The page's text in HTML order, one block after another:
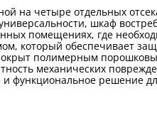
на четыре отдельных
шкаф
помещениях, где
который обеспечивает
полимерным
механических
решение